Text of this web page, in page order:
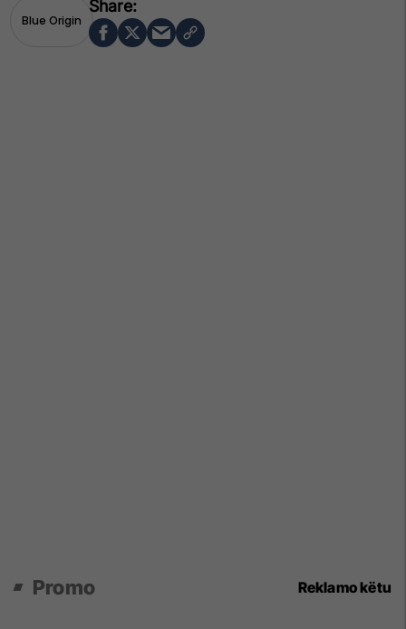
Blue Origin
Promo Reklamo këtu